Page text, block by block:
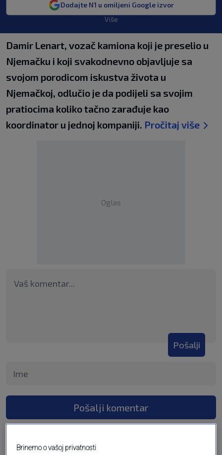
Dodajte N1 u omiljeni Google izvor
Više
Damir Lenart, vozač kamiona koji je preselio u
Njemačku i koji svakodnevno objavljuje sa
svojom porodicom iskustva života u
Njemačkoj, odlučio je da podijeli sa svojim
pratiocima koliko tačno zarađuje kao
koordinator u jednoj kompaniji. Pročitaj više
Oglas
Pošalji
Pošalji komentar
Brinemo o vašoj privatnosti